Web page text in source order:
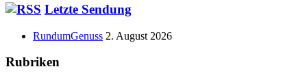
Haupt-
Seitenleiste
Letzte Sendung
RundumGenuss 2. August 2026
Rubriken